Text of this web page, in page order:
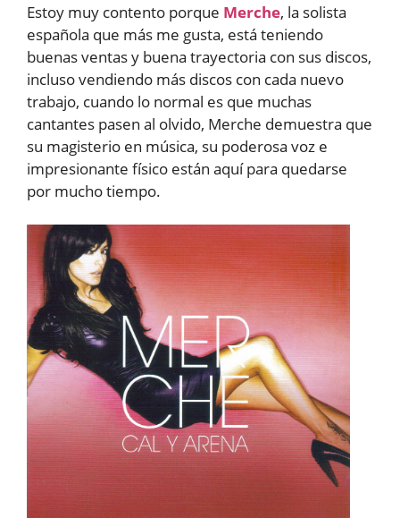
Estoy muy contento porque Merche, la solista
española que más me gusta, está teniendo
buenas ventas y buena trayectoria con sus discos,
incluso vendiendo más discos con cada nuevo
trabajo, cuando lo normal es que muchas
cantantes pasen al olvido, Merche demuestra que
su magisterio en música, su poderosa voz e
impresionante físico están aquí para quedarse
por mucho tiempo.